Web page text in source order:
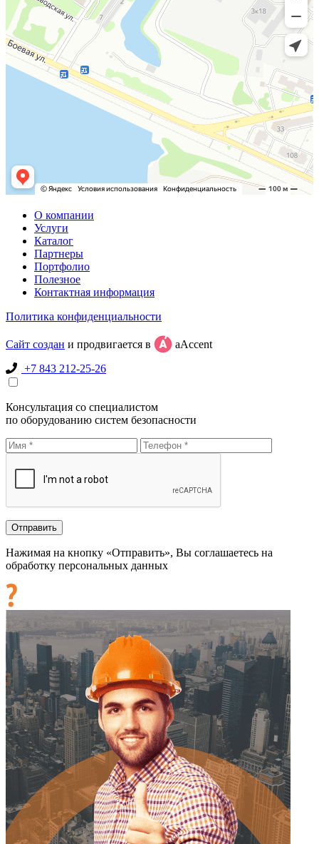
О компании
Услуги
Каталог
Партнеры
Портфолио
Полезное
Контактная информация
Политика конфиденциальности
Сайт создан и продвигается в
aAccent
+7 843 212-25-26
Консультация со специалистом
по оборудованию систем безопасности
Нажимая на кнопку «Отправить», Вы соглашаетесь на
обработку персональных данных